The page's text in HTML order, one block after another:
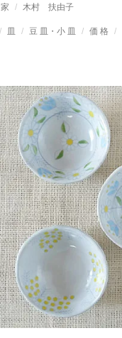
木村 扶由子
皿 豆 皿・小 皿 価 格